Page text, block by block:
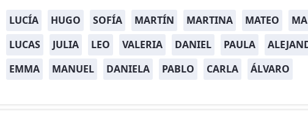
LUCÍA HUGO SOFÍA MARTÍN MARTINA MATEO
LUCAS
JULIA LEO VALERIA DANIEL PAULA
EMMA
MANUEL DANIELA PABLO CARLA ÁLVARO